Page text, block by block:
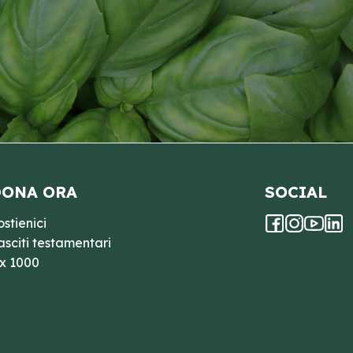
ORA
testamentari
1000
SOCIAL